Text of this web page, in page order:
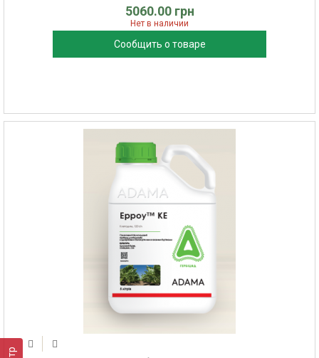
5060.00 грн
Нет в наличии
Сообщить о товаре